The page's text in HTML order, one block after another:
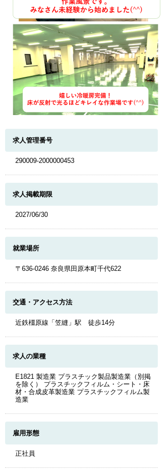
求人管理番号
290009-2000000453
求人掲載期限
2027/06/30
就業場所
〒636-0246 奈良県田原本町千代622
交通・アクセス方法
近鉄橿原線「笠縫」駅 徒歩14分
求人の業種
E1821 製造業 プラスチック製品製造業（別掲
を除く） プラスチックフィルム・シート・床
材・合成皮革製造業 プラスチックフィルム製
造業
雇用形態
正社員